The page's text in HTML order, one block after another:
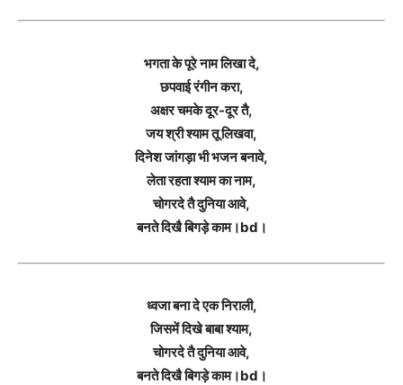
भगता के पूरे नाम लिखा दे,
छपवाई रंगीन करा,
अक्षर चमके दूर-दूर तै,
जय श्री श्याम तू लिखवा,
दिनेश जांगड़ा भी भजन बनावे,
लेता रहता श्याम का नाम,
चोगरदे तै दुनिया आवे,
बनते दिखै बिगड़े काम।bd।
ध्वजा बना दे एक निराली,
जिसमें दिखे बाबा श्याम,
चोगरदे तै दुनिया आवे,
बनते दिखै बिगड़े काम।bd।